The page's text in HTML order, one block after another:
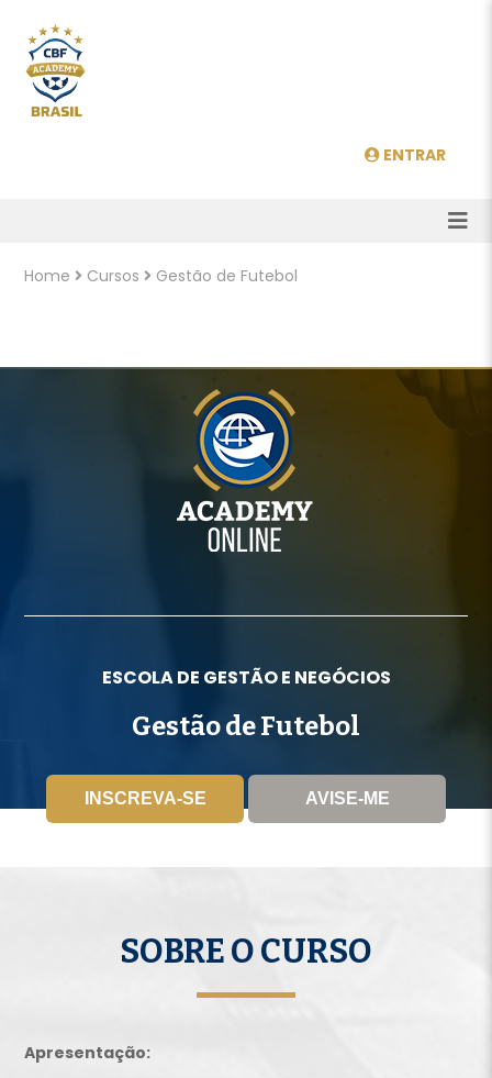
ENTRAR
Home Cursos Gestão de Futebol
ESCOLA DE GESTÃO E NEGÓCIOS
Gestão de Futebol
INSCREVA-SE AVISE-ME
SOBRE O CURSO
Apresentação: